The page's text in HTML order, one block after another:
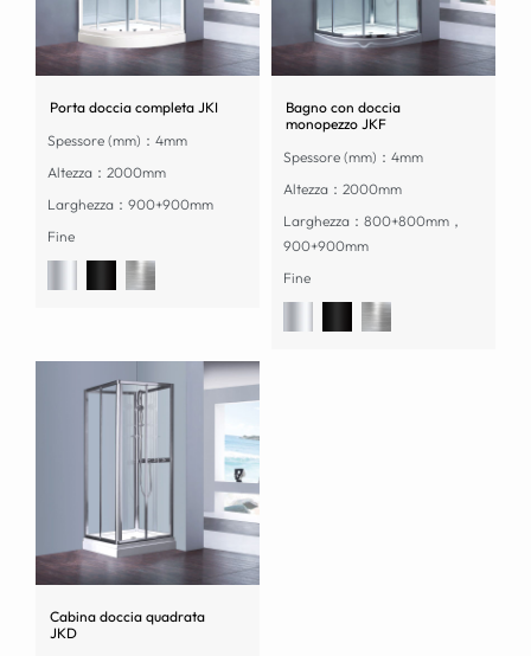
Porta doccia completa JKI
Spessore (mm)：4mm
Altezza：2000mm
Larghezza：900+900mm
Fine
Bagno con doccia
monopezzo JKF
Spessore (mm)：4mm
Altezza：2000mm
Larghezza：800+800mm，
900+900mm
Fine
Cabina doccia quadrata
JKD